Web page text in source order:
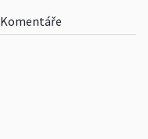
Komentáře